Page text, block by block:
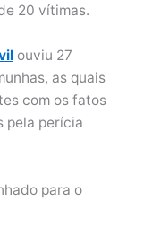
20 vítimas.
ouviu 27
as quais
com os fatos
pela perícia
para o